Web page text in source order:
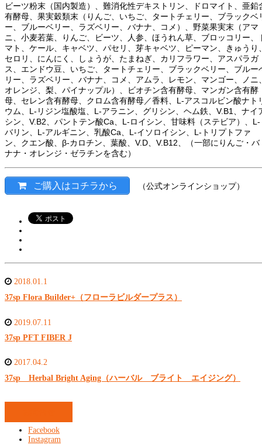
ビーツ粉末（国内製造）、難消化性デキストリン、ドロマイト、亜鉛
有酵母、果実穀類末（りんご、いちご、タートチェリー、ブラックベ
ー、ブルーベリー、ラズベリー、バナナ、コメ）、野菜果実末（アマ
ニ、小麦若葉、りんご、ビーツ、人参、ほうれん草、ブロッコリー、
マト、ケール、キャベツ、パセリ、芽キャベツ、ピーマン、きゅうり
セロリ、にんにく、しょうが、たまねぎ、カリフラワー、アスパラガ
ス、エンドウ豆、いちご、タートチェリー、ブラックベリー、ブルー
リー、ラズベリー、バナナ、コメ、アムラ、レモン、マンゴー、ノニ
オレンジ、梨、パイナップル）、ビオチン含有酵母、マンガン含有酵
母、セレン含有酵母、クロム含有酵母／香料、L-アスコルビン酸ナト
ウム、L-リジン塩酸塩、L-アラニン、グリシン、ヘム鉄、V.B1、ナイ
シン、V.B2、パントテン酸Ca、L-ロイシン、甘味料（ステビア）、L-
バリン、L-アルギニン、乳酸Ca、L-イソロイシン、L-トリプトファ
ン、クエン酸、β-カロチン、葉酸、V.D、V.B12、（一部にりんご・バ
ナナ・オレンジ・ゼラチンを含む）
ご購入はコチラから （公式オンラインショップ）
2018.01.1
37sp Flora Builder+（フローラビルダープラス）
2019.07.11
37sp PFT FIBER J
2017.04.2
37sp Herbal Bright Aging（ハーバル ブライト エイジング）
Facebook
Instagram